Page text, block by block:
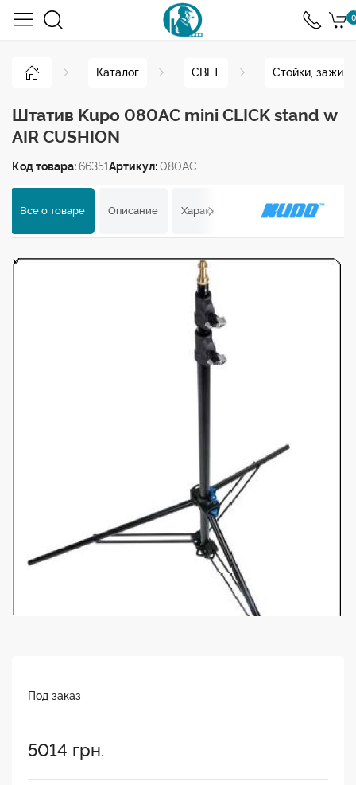
0
Каталог СВЕТ Стойки,
Штатив Kupo 080AC mini CLICK stand w
AIR CUSHION
Код товара:66351Артикул:080AC
Все о товаре Описание Характеристики Отзывы
Под заказ
5014 грн.